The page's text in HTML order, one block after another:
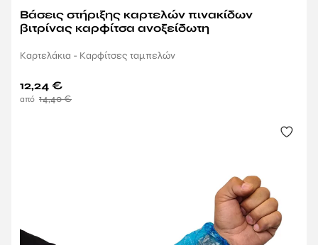
Βάσεις στήριξης καρτελών πινακίδων
βιτρίνας καρφίτσα ανοξείδωτη
Καρτελάκια - Καρφίτσες ταμπελών
14,40€
12,24 €